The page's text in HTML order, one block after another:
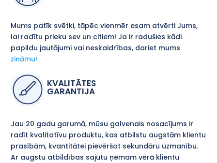
Mums patīk svētki, tāpēc vienmēr esam atvērti Jums,
lai radītu prieku sev un citiem! Ja ir radušies kādi
papildu jautājumi vai neskaidrības, dariet mums
zināmu!
KVALITĀTES
GARANTIJA
Jau 20 gadu garumā, mūsu galvenais nosacījums ir
radīt kvalitatīvu produktu, kas atbilstu augstām klientu
prasībām, kvantitātei pievēršot sekundāru uzmanību.
Ar augstu atbildības sajūtu ņemam vērā klientu